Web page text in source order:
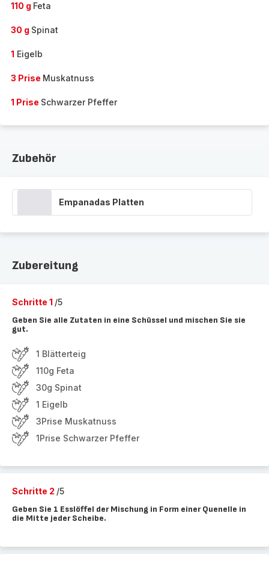
110 g Feta
30 g Spinat
1 Eigelb
3 Prise Muskatnuss
1 Prise Schwarzer Pfeffer
Zubehör
Empanadas Platten
Zubereitung
Schritte 1 /5
Geben Sie alle Zutaten in eine Schüssel und mischen Sie sie
gut.
1 Blätterteig
110g Feta
30g Spinat
1 Eigelb
3Prise Muskatnuss
1Prise Schwarzer Pfeffer
Schritte 2 /5
Geben Sie 1 Esslöffel der Mischung in Form einer Quenelle in
die Mitte jeder Scheibe.